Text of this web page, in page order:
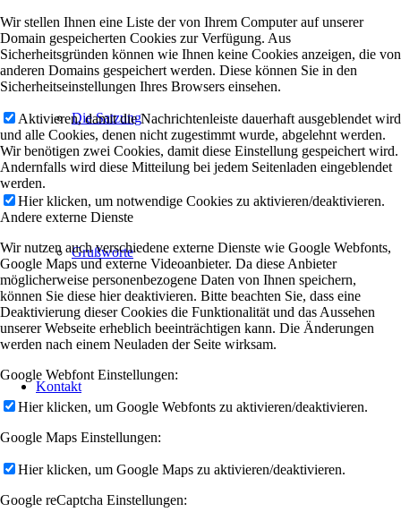
Die Satzung
Grußworte
Kontakt
Wir stellen Ihnen eine Liste der von Ihrem Computer auf unserer
Domain gespeicherten Cookies zur Verfügung. Aus
Sicherheitsgründen können wie Ihnen keine Cookies anzeigen, die von
anderen Domains gespeichert werden. Diese können Sie in den
Sicherheitseinstellungen Ihres Browsers einsehen.
Aktivieren, damit die Nachrichtenleiste dauerhaft ausgeblendet wird
und alle Cookies, denen nicht zugestimmt wurde, abgelehnt werden.
Wir benötigen zwei Cookies, damit diese Einstellung gespeichert wird.
Andernfalls wird diese Mitteilung bei jedem Seitenladen eingeblendet
werden.
Hier klicken, um notwendige Cookies zu aktivieren/deaktivieren.
Andere externe Dienste
Wir nutzen auch verschiedene externe Dienste wie Google Webfonts,
Google Maps und externe Videoanbieter. Da diese Anbieter
möglicherweise personenbezogene Daten von Ihnen speichern,
können Sie diese hier deaktivieren. Bitte beachten Sie, dass eine
Deaktivierung dieser Cookies die Funktionalität und das Aussehen
unserer Webseite erheblich beeinträchtigen kann. Die Änderungen
werden nach einem Neuladen der Seite wirksam.
Google Webfont Einstellungen:
Hier klicken, um Google Webfonts zu aktivieren/deaktivieren.
Google Maps Einstellungen:
Hier klicken, um Google Maps zu aktivieren/deaktivieren.
Google reCaptcha Einstellungen: